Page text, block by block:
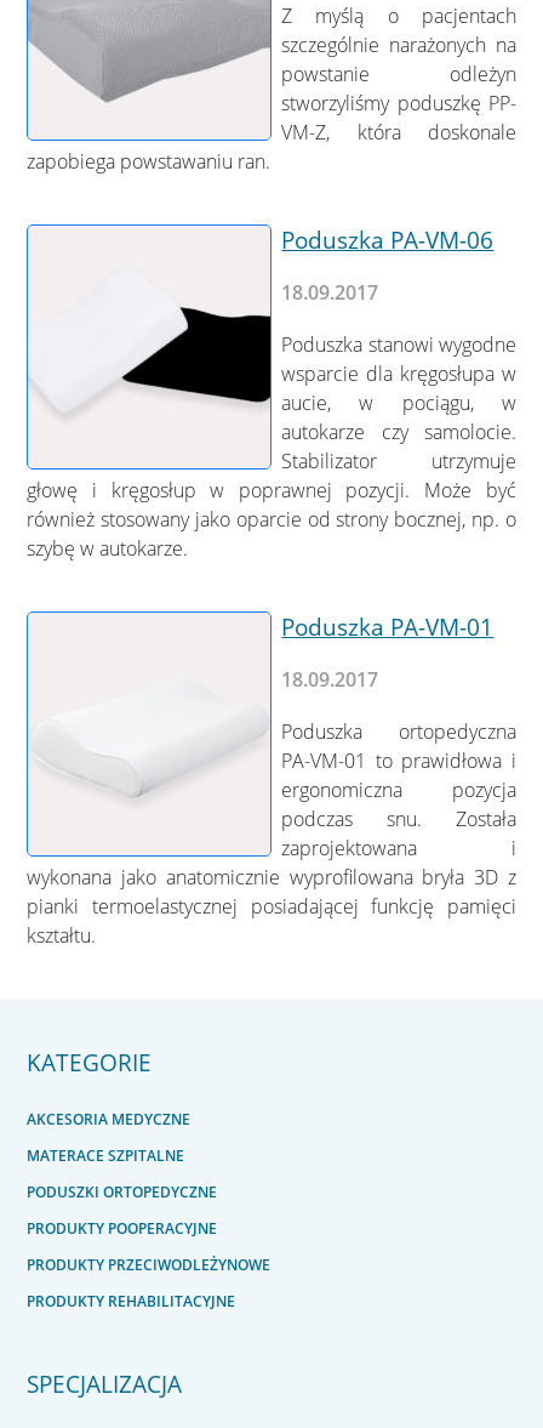
Z myślą o pacjentach
szczególnie narażonych na
powstanie odleżyn
stworzyliśmy poduszkę PP-
VM-Z, która doskonale
zapobiega powstawaniu ran.
Poduszka PA-VM-06
18.09.2017
Poduszka stanowi wygodne
wsparcie dla kręgosłupa w
aucie, w pociągu, w
autokarze czy samolocie.
Stabilizator utrzymuje
głowę i kręgosłup w poprawnej pozycji. Może być
również stosowany jako oparcie od strony bocznej, np. o
szybę w autokarze.
Poduszka PA-VM-01
18.09.2017
Poduszka ortopedyczna
PA-VM-01 to prawidłowa i
ergonomiczna pozycja
podczas snu. Została
zaprojektowana i
wykonana jako anatomicznie wyprofilowana bryła 3D z
pianki termoelastycznej posiadającej funkcję pamięci
kształtu.
KATEGORIE
AKCESORIA MEDYCZNE
MATERACE SZPITALNE
PODUSZKI ORTOPEDYCZNE
PRODUKTY POOPERACYJNE
PRODUKTY PRZECIWODLEŻYNOWE
PRODUKTY REHABILITACYJNE
SPECJALIZACJA